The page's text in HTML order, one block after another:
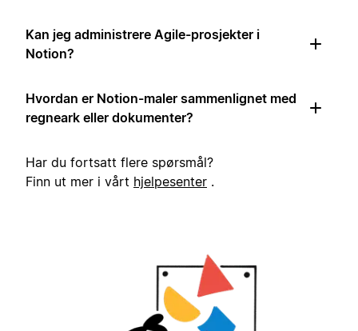
Kan jeg administrere Agile-prosjekter i
Notion?
Hvordan er Notion-maler sammenlignet med
regneark eller dokumenter?
Har du fortsatt flere spørsmål?
Finn ut mer i vårt hjelpesenter .